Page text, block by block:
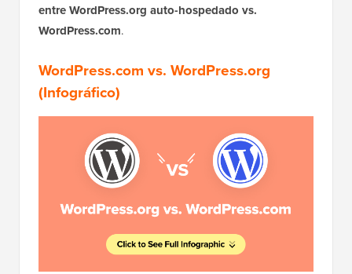
entre WordPress.org auto-hospedado vs.
WordPress.com.
WordPress.com vs. WordPress.org
(Infográfico)